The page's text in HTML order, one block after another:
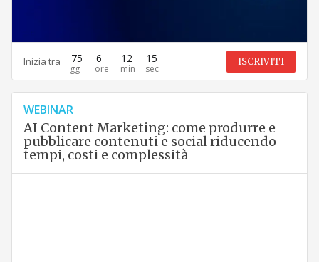
Inizia tra 75 6 12 14 ISCRIVITI
WEBINAR
AI Content Marketing: come produrre e
pubblicare contenuti e social riducendo
tempi, costi e complessità